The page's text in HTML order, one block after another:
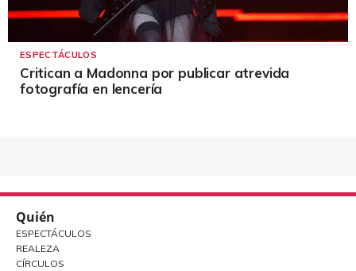
ESPECTÁCULOS
Critican a Madonna por publicar atrevida
fotografía en lencería
Quién
ESPECTÁCULOS
REALEZA
CÍRCULOS